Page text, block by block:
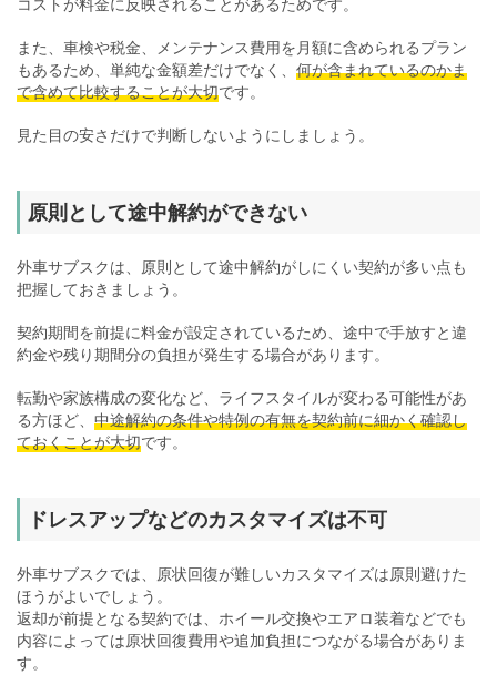
コストが料金に反映されることがあるためです。
また、車検や税金、メンテナンス費用を月額に含められるプラン
もあるため、単純な金額差だけでなく、 何が含まれているのかま
で含めて比較することが大切です。
見た目の安さだけで判断しないようにしましょう。
原則として途中解約ができない
外車サブスクは、原則として途中解約がしにくい契約が多い点も
把握しておきましょう。
契約期間を前提に料金が設定されているため、途中で手放すと違
約金や残り期間分の負担が発生する場合があります。
転勤や家族構成の変化など、ライフスタイルが変わる可能性があ
る方ほど、 中途解約の条件や特例の有無を契約前に細かく確認し
ておくことが大切です。
ドレスアップなどのカスタマイズは不可
外車サブスクでは、原状回復が難しいカスタマイズは原則避けた
ほうがよいでしょう。
返却が前提となる契約では、ホイール交換やエアロ装着などでも
内容によっては原状回復費用や追加負担につながる場合がありま
す。